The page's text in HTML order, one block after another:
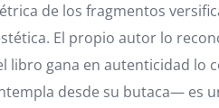
de los fragmentos
El propio autor lo
libro gana en autenticidad
desde su butaca— es